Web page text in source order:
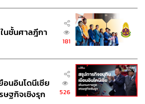
นชั้นศาลฎีกา
181
นอินโดนีเซีย
ษฐกิจเชิงรุก
526